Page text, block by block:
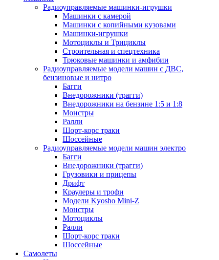
Радиоуправляемые машинки-игрушки
Машинки с камерой
Машинки с копийными кузовами
Машинки-игрушки
Мотоциклы и Трициклы
Строительная и спецтехника
Трюковые машинки и амфибии
Радиоуправляемые модели машин с ДВС,
бензиновые и нитро
Багги
Внедорожники (трагги)
Внедорожники на бензине 1:5 и 1:8
Монстры
Ралли
Шорт-корс траки
Шоссейные
Радиоуправляемые модели машин электро
Багги
Внедорожники (трагги)
Грузовики и прицепы
Дрифт
Краулеры и трофи
Модели Kyosho Mini-Z
Монстры
Мотоциклы
Ралли
Шорт-корс траки
Шоссейные
Самолеты